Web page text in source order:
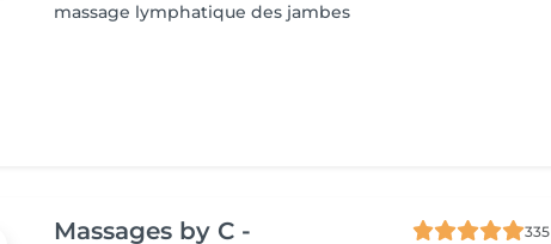
massage lymphatique des jambes
Massages by C -
335